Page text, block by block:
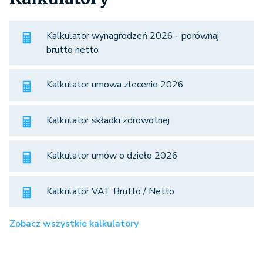
Kalkulator wynagrodzeń 2026 - porównaj
brutto netto
Kalkulator umowa zlecenie 2026
Kalkulator składki zdrowotnej
Kalkulator umów o dzieło 2026
Kalkulator VAT Brutto / Netto
Zobacz wszystkie kalkulatory